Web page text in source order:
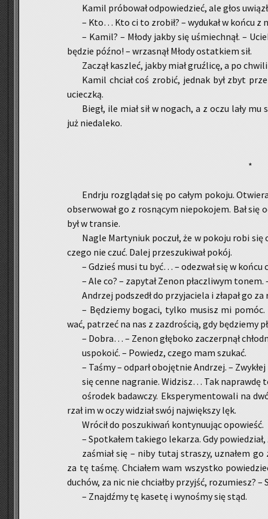
Kamil pró­bo­wał od­po­wie­dzieć, ale głos
– Kto… Kto ci to zro­bił? – wy­du­kał w końcu z
– Kamil? – Młody jakby się uśmiech­nął. –
bę­dzie późno! – wrza­snął Młody ostat­kiem sił.
Za­czął kasz­leć, jakby miał gruź­li­cę, a po
Kamil chciał coś zro­bić, jed­nak był zbyt
uciecz­ką.
Biegł, ile miał sił w no­gach, a z oczu lały
już nie­da­le­ko.
*
En­dr­ju roz­glą­dał się po całym po­ko­ju.
ob­ser­wo­wał go z ro­sną­cym nie­po­ko­jem. Bał się
był w tran­sie.
Nagle Mar­ty­niuk po­czuł, że w po­ko­ju robi się
cze­go nie czuć. Dalej prze­szu­ki­wał pokój.
– Gdzieś musi tu być… – ode­zwał się w
– Ale co? – za­py­tał Zenon płacz­li­wym
An­drzej pod­szedł do przy­ja­cie­la i zła­pał go
– Bę­dzie­my bo­ga­ci, tylko mu­sisz mi
wać, pa­trzeć na nas z za­zdro­ścią, gdy bę­dzie­my
– Dobra… – Zenon głę­bo­ko za­czerp­nął
uspo­ko­ić. – Po­wiedz, czego mam szu­kać.
– Taśmy – od­parł obo­jęt­nie An­drzej. –
się cenne na­gra­nie. Wi­dzisz… Tak na­praw­dę
ośro­dek ba­daw­czy. Eks­pe­ry­men­to­wa­li na
rzał im w oczy wi­dział swój naj­więk­szy lęk.
Wró­cił do po­szu­ki­wań kon­ty­nu­ując opo­wieść.
– Spo­tka­łem ta­kie­go le­ka­rza. Gdy
za­śmiał się – niby tutaj stra­szy, uzna­łem go
za tę taśmę. Chcia­łem wam wszyst­ko
du­chów, za nic nie chciał­by przyjść, ro­zu­miesz? –
– Znajdź­my tę ka­se­tę i wy­no­śmy się stąd.